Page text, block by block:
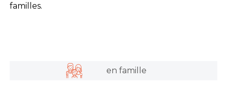
familles.
en famille